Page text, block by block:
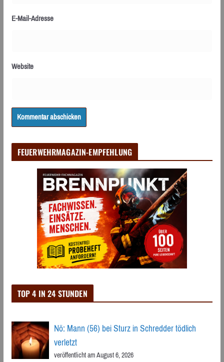
E-Mail-Adresse
Website
FEUERWEHRMAGAZIN-EMPFEHLUNG
TOP 4 IN 24 STUNDEN
Nö: Mann (56) bei Sturz in Schredder tödlich
verletzt
veröffentlicht am August 6, 2026